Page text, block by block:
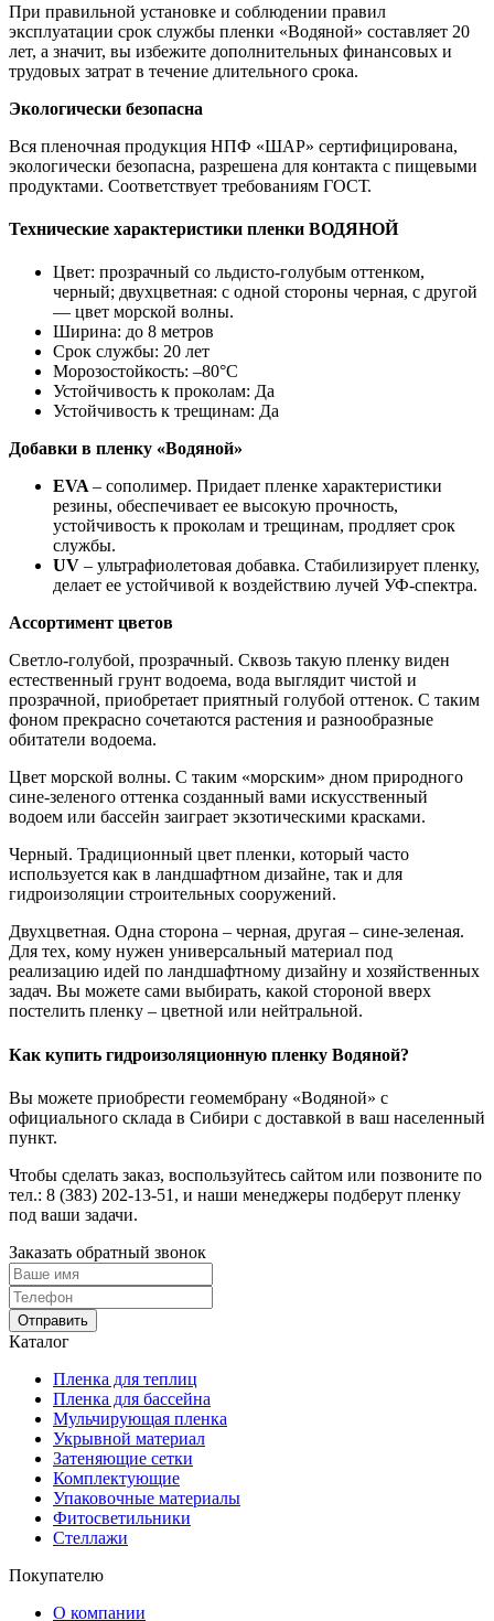
При правильной установке и соблюдении правил
эксплуатации срок службы пленки «Водяной» составляет 20
лет, а значит, вы избежите дополнительных финансовых и
трудовых затрат в течение длительного срока.
Экологически безопасна
Вся пленочная продукция НПФ «ШАР» сертифицирована,
экологически безопасна, разрешена для контакта с пищевыми
продуктами. Соответствует требованиям ГОСТ.
Технические характеристики пленки ВОДЯНОЙ
Цвет: прозрачный со льдисто-голубым оттенком,
черный; двухцветная: с одной стороны черная, с другой
— цвет морской волны.
Ширина: до 8 метров
Срок службы: 20 лет
Морозостойкость: –80°С
Устойчивость к проколам: Да
Устойчивость к трещинам: Да
Добавки в пленку «Водяной»
EVA– сополимер. Придает пленке характеристики
резины, обеспечивает ее высокую прочность,
устойчивость к проколам и трещинам, продляет срок
службы.
UV – ультрафиолетовая добавка. Стабилизирует пленку,
делает ее устойчивой к воздействию лучей УФ-спектра.
Ассортимент цветов
Светло-голубой, прозрачный. Сквозь такую пленку виден
естественный грунт водоема, вода выглядит чистой и
прозрачной, приобретает приятный голубой оттенок. С таким
фоном прекрасно сочетаются растения и разнообразные
обитатели водоема.
Цвет морской волны. С таким «морским» дном природного
сине-зеленого оттенка созданный вами искусственный
водоем или бассейн заиграет экзотическими красками.
Черный. Традиционный цвет пленки, который часто
используется как в ландшафтном дизайне, так и для
гидроизоляции строительных сооружений.
Двухцветная. Одна сторона – черная, другая – сине-зеленая.
Для тех, кому нужен универсальный материал под
реализацию идей по ландшафтному дизайну и хозяйственных
задач. Вы можете сами выбирать, какой стороной вверх
постелить пленку – цветной или нейтральной.
Как купить гидроизоляционную пленку Водяной?
Вы можете приобрести геомембрану «Водяной» с
официального склада в Сибири с доставкой в ваш населенный
пункт.
Чтобы сделать заказ, воспользуйтесь сайтом или позвоните по
тел.: 8 (383) 202-13-51, и наши менеджеры подберут пленку
под ваши задачи.
Заказать обратный звонок
Отправить
Каталог
Пленка для теплиц
Пленка для бассейна
Мульчирующая пленка
Укрывной материал
Затеняющие сетки
Комплектующие
Упаковочные материалы
Фитосветильники
Стеллажи
Покупателю
О компании